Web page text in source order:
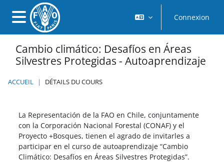
Passer au contenu principal
Panneau latéral
Connexion
Cambio climático: Desafíos en Áreas
Silvestres Protegidas - Autoaprendizaje
ACCUEIL DÉTAILS DU COURS
La Representación de la FAO en Chile, conjuntamente
con la Corporación Nacional Forestal (CONAF) y el
Proyecto +Bosques, tienen el agrado de invitarles a
participar en el curso de autoaprendizaje “Cambio
Climático: Desafíos en Áreas Silvestres Protegidas”.